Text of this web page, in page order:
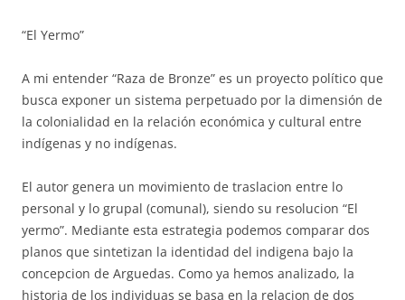
“El Yermo”
A mi entender “Raza de Bronze” es un proyecto político que
busca exponer un sistema perpetuado por la dimensión de
la colonialidad en la relación económica y cultural entre
indígenas y no indígenas.
El autor genera un movimiento de traslacion entre lo
personal y lo grupal (comunal), siendo su resolucion “El
yermo”. Mediante esta estrategia podemos comparar dos
planos que sintetizan la identidad del indigena bajo la
concepcion de Arguedas. Como ya hemos analizado, la
historia de los individuas se basa en la relacion de dos